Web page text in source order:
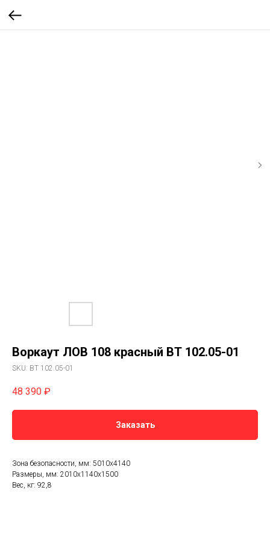
Воркаут ЛОВ 108 красный ВТ 102.05-01
SKU: ВТ 102.05-01
48 390 ₽
Заказать
Зона безопасности, мм: 5010х4140
Размеры, мм: 2010х1140х1500
Вес, кг: 92,8